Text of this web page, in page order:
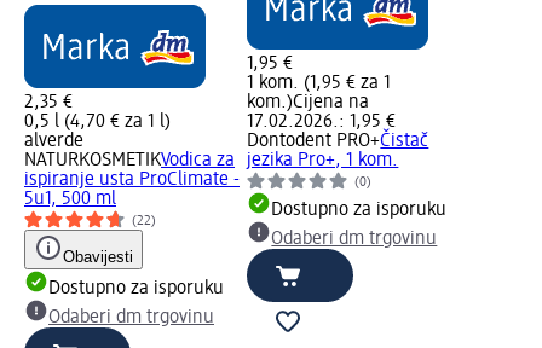
2,35 €
0,5 l (4,70 € za 1 l)
alverde
NATURKOSMETIKVodica za
ispiranje usta ProClimate -
5u1, 500 ml
(22)
Obavijesti
Dostupno za isporuku
Odaberi dm trgovinu
1,95 €
1 kom. (1,95 € za 1
kom.)Cijena na
17.02.2026.: 1,95 €
Dontodent PRO+Čistač
jezika Pro+, 1 kom.
(0)
Dostupno za isporuku
Odaberi dm trgovinu